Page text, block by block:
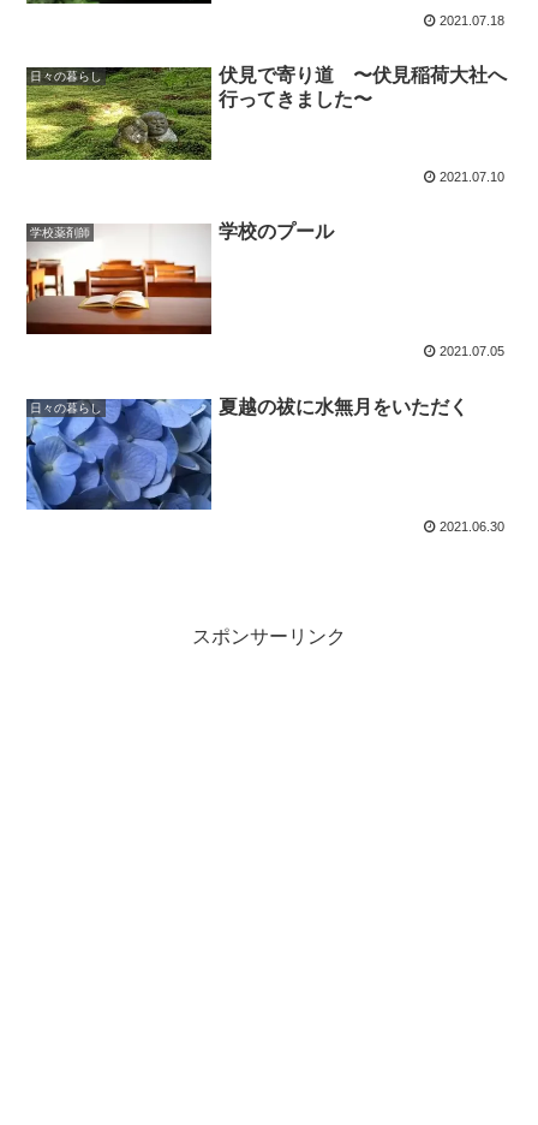
2021.07.18
日々の暮らし
伏見で寄り道 〜伏見稲荷大社へ
行ってきました〜
2021.07.10
学校薬剤師 学校のプール
2021.07.05
日々の暮らし 夏越の祓に水無月をいただく
2021.06.30
スポンサーリンク